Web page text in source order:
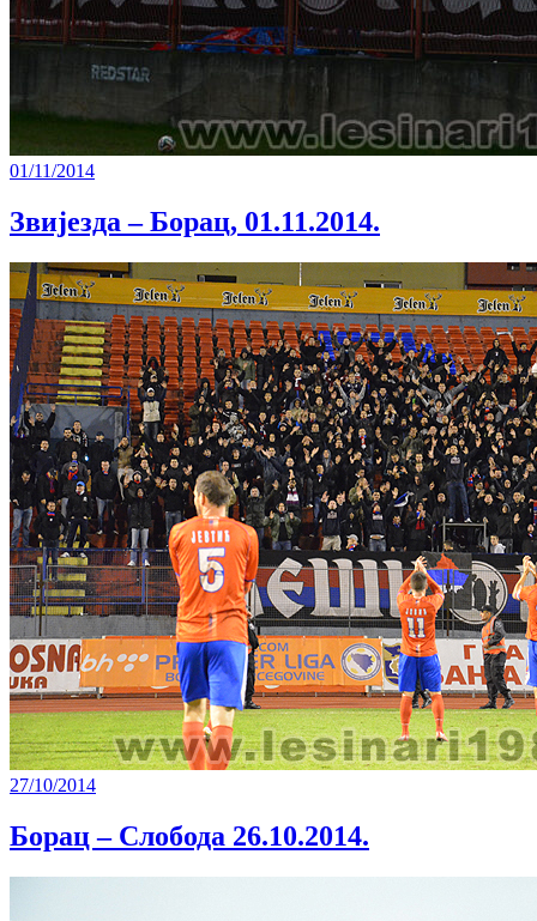
01/11/2014
Звијезда – Борац, 01.11.2014.
27/10/2014
Борац – Слобода 26.10.2014.